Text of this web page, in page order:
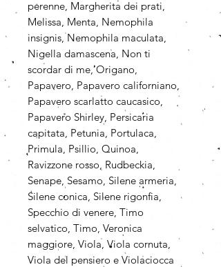
perenne, Margherita dei prati,
Melissa, Menta, Nemophila
insignis, Nemophila maculata,
Nigella damascena, Non ti
scordar di me, Origano,
Papavero, Papavero californiano,
Papavero scarlatto caucasico,
Papavero Shirley, Persicaria
capitata, Petunia, Portulaca,
Primula, Psillio, Quinoa,
Ravizzone rosso, Rudbeckia,
Senape, Sesamo, Silene armeria,
Silene conica, Silene rigonfia,
Specchio di venere, Timo
selvatico, Timo, Veronica
maggiore, Viola, Viola cornuta,
Viola del pensiero e Violaciocca